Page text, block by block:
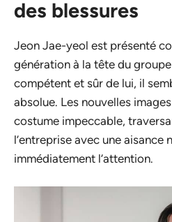
des blessures
Jeon Jae-yeol est présenté
génération à la tête du
compétent et sûr de lui, il
absolue. Les nouvelles
costume impeccable,
l’entreprise avec une aisance
immédiatement l’attention.